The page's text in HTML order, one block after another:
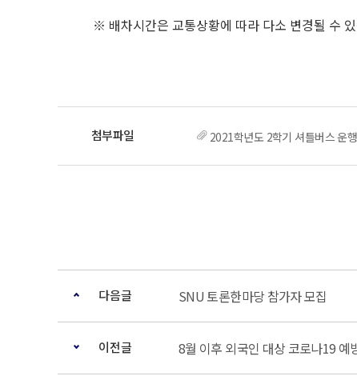
※ 배차시간은 교통상황에 따라 다소 변경될 수
2021학년도 2학기 셔틀버스 운
다음글 SNU 토론한마당 참가자 모집
이전글 8월 이후 외국인 대상 코로나19 예